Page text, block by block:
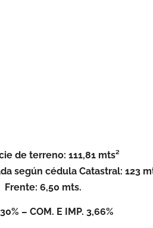
de terreno: 111,81 mts²
según cédula Catastral: 123
Frente: 6,50 mts.
– COM. E IMP. 3,66%